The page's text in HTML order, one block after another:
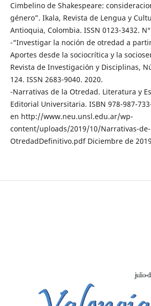
Cimbelino de Shakespeare:
género”. Ikala, Revista de Lengua y
Antioquia, Colombia. ISSN 0123-3432.
-“Investigar la noción de otredad a
Aportes desde la sociocrítica y la
Revista de Investigación y Disciplinas,
124. ISSN 2683-9040. 2020.
-Narrativas de la Otredad. Literatura y
Editorial Universitaria. ISBN 978-987-
en http://www.neu.unsl.edu.ar/wp-
content/uploads/2019/10/Narrativas-
OtredadDefinitivo.pdf Diciembre de